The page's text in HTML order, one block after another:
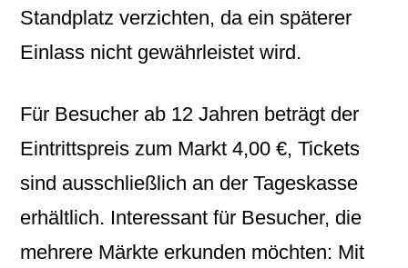
Standplatz verzichten, da ein späterer
Einlass nicht gewährleistet wird.
Für Besucher ab 12 Jahren beträgt der
Eintrittspreis zum Markt 4,00 €, Tickets
sind ausschließlich an der Tageskasse
erhältlich. Interessant für Besucher, die
mehrere Märkte erkunden möchten: Mit